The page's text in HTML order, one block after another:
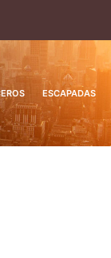
ESCAPADAS